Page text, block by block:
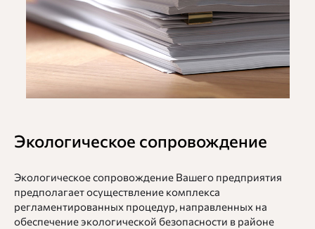
Экологическое сопровождение
Экологическое сопровождение Вашего предприятия
предполагает осуществление комплекса
регламентированных процедур, направленных на
обеспечение экологической безопасности в районе